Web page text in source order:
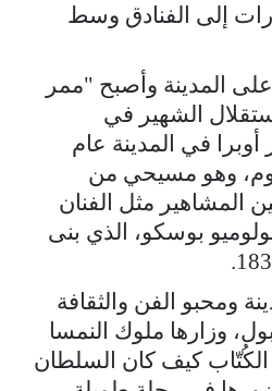
إلى الفنادق وسط
المدينة وأصبح "ممر
الشهير في
في المدينة عام
نعوم، وهو مسيحي من
المشاهير مثل الفنان
بوسكو، الذي بنى
ومحبو الفن والثقافة
وزارها ملوك النمسا
كيف كان السلطان